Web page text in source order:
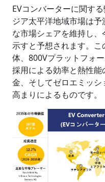
EVコンバーターに関す
ジア太平洋地域市場は
な市場シェアを維持し
示すと予想されます。
体、800Vプラットフォ
採用による効率と熱性
金、そしてゼロエミッ
高まりによるものです。